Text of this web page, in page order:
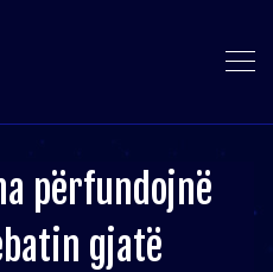
përfundojnë
gjatë